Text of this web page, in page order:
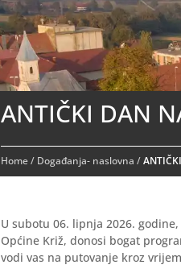
ANTIČKI DAN
Home/ Događanja- naslovna /
U subotu 06. lipnja 2026.
Općine Križ, donosi bogat
vodi vas na putovanje kroz